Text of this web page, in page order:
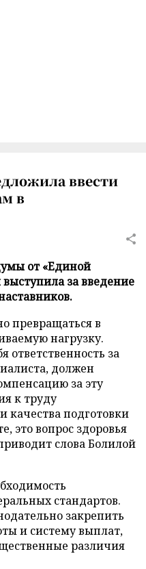
ввести
в
от «Единой
за введение
превращаться в
нагрузку.
ответственность за
должен
за эту
к труду
качества подготовки
это вопрос здоровья
слова Болилой
стандартов.
закрепить
и систему выплат,
различия